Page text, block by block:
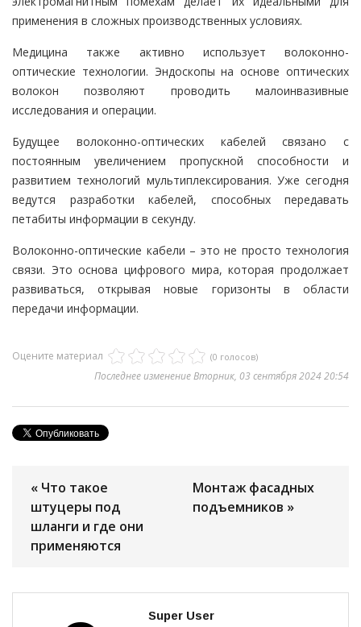
применения в сложных производственных условиях.
Медицина также активно использует волоконно-
оптические технологии. Эндоскопы на основе оптических
волокон позволяют проводить малоинвазивные
исследования и операции.
Будущее волоконно-оптических кабелей связано с
постоянным увеличением пропускной способности и
развитием технологий мультиплексирования. Уже сегодня
ведутся разработки кабелей, способных передавать
петабиты информации в секунду.
Волоконно-оптические кабели – это не просто технология
связи. Это основа цифрового мира, которая продолжает
развиваться, открывая новые горизонты в области
передачи информации.
Оцените материал (0 голосов)
Последнее изменение Вторник, 03 сентября 2024 20:54
« Что такое
штуцеры под
шланги и где они
применяются
Монтаж фасадных
подъемников »
Super User